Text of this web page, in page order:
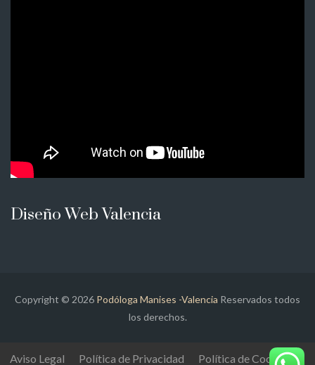
Diseño Web Valencia
Copyright © 2026 Podóloga Manises -Valencia Reservados todos
los derechos.
Aviso Legal Política de Privacidad Política de Cookies